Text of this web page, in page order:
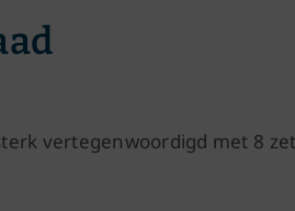
vertegenwoordigd met 8